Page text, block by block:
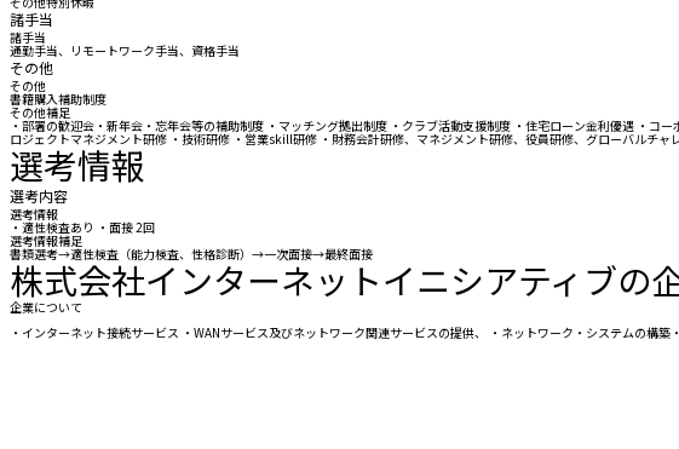
諸手当
諸手当
通勤手当、リモートワーク手当、資格手当
その他
その他
書籍購入補助制度
その他補足
・部署の歓迎会・新年会・忘年会等の補助制度 ・マッチング拠出制度 ・クラブ活動支援制度 ・住宅ローン金利優遇 ・
ロジェクトマネジメント研修 ・技術研修 ・営業skill研修 ・財務会計研修、マネジメント研修、役員研修、グローバルチ
選考情報
選考内容
選考情報
・適性検査あり ・面接 2回
選考情報補足
書類選考→適性検査（能力検査、性格診断）→一次面接→最終面接
株式会社インターネットイニシアティブの
企業について
・インターネット接続サービス ・WANサービス及びネットワーク関連サービスの提供、 ・ネットワーク・システムの構